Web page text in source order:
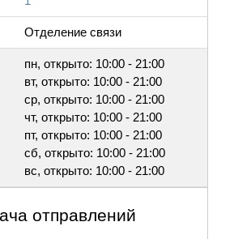
Отделение связи
пн, открыто: 10:00 - 21:00
вт, открыто: 10:00 - 21:00
ср, открыто: 10:00 - 21:00
чт, открыто: 10:00 - 21:00
пт, открыто: 10:00 - 21:00
сб, открыто: 10:00 - 21:00
вс, открыто: 10:00 - 21:00
отправлений